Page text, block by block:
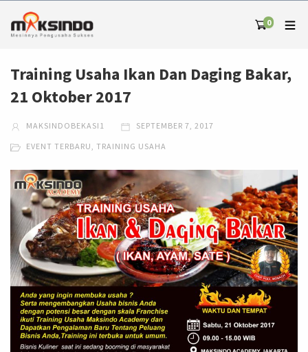
0
Training Usaha Ikan Dan Daging Bakar,
21 Oktober 2017
MAKSINDOBEKASI1 SEPTEMBER 7, 2017
EVENT TERBARU, TRAINING USAHA